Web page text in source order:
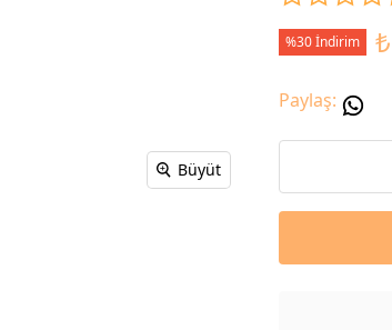
Büyüt
%30 İndirim
Paylaş: